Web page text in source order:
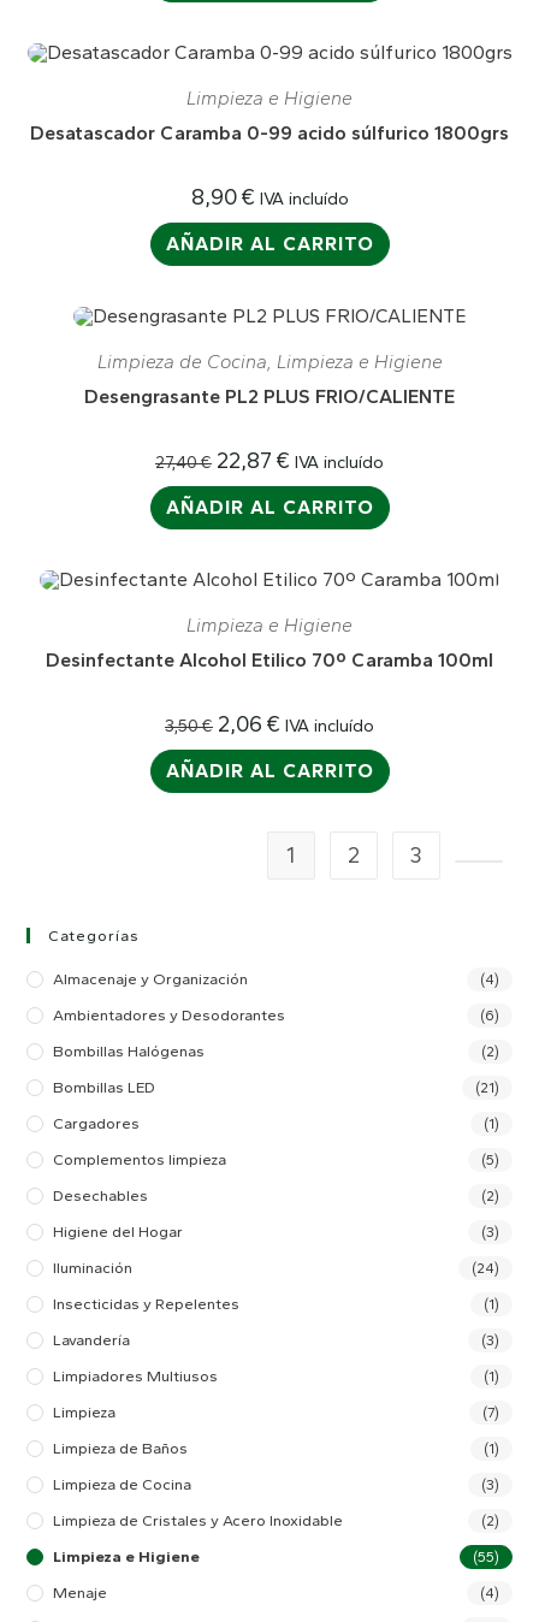
Limpieza e Higiene
Desatascador Caramba 0-99 acido súlfurico 1800grs
8,90€ IVA incluído
AÑADIR AL CARRITO
Limpieza de Cocina, Limpieza e Higiene
Desengrasante PL2 PLUS FRIO/CALIENTE
27,40€ El
precio
original
era:
22,87 € El
precio
actual
es:
IVA incluído
AÑADIR AL CARRITO
Limpieza e Higiene
Desinfectante Alcohol Etilico 70º Caramba 100ml
3,50€ El
precio
original
era:
2,06 € El
precio
actual
es:
IVA incluído
AÑADIR AL CARRITO
1 2 3
Categorías
Almacenaje y Organización (4)
Ambientadores y Desodorantes (6)
Bombillas Halógenas (2)
Bombillas LED (21)
Cargadores (1)
Complementos limpieza (5)
Desechables (2)
Higiene del Hogar (3)
Iluminación (24)
Insecticidas y Repelentes (1)
Lavandería (3)
Limpiadores Multiusos (1)
Limpieza (7)
Limpieza de Baños (1)
Limpieza de Cocina (3)
Limpieza de Cristales y Acero Inoxidable (2)
Limpieza e Higiene (55)
Menaje (4)